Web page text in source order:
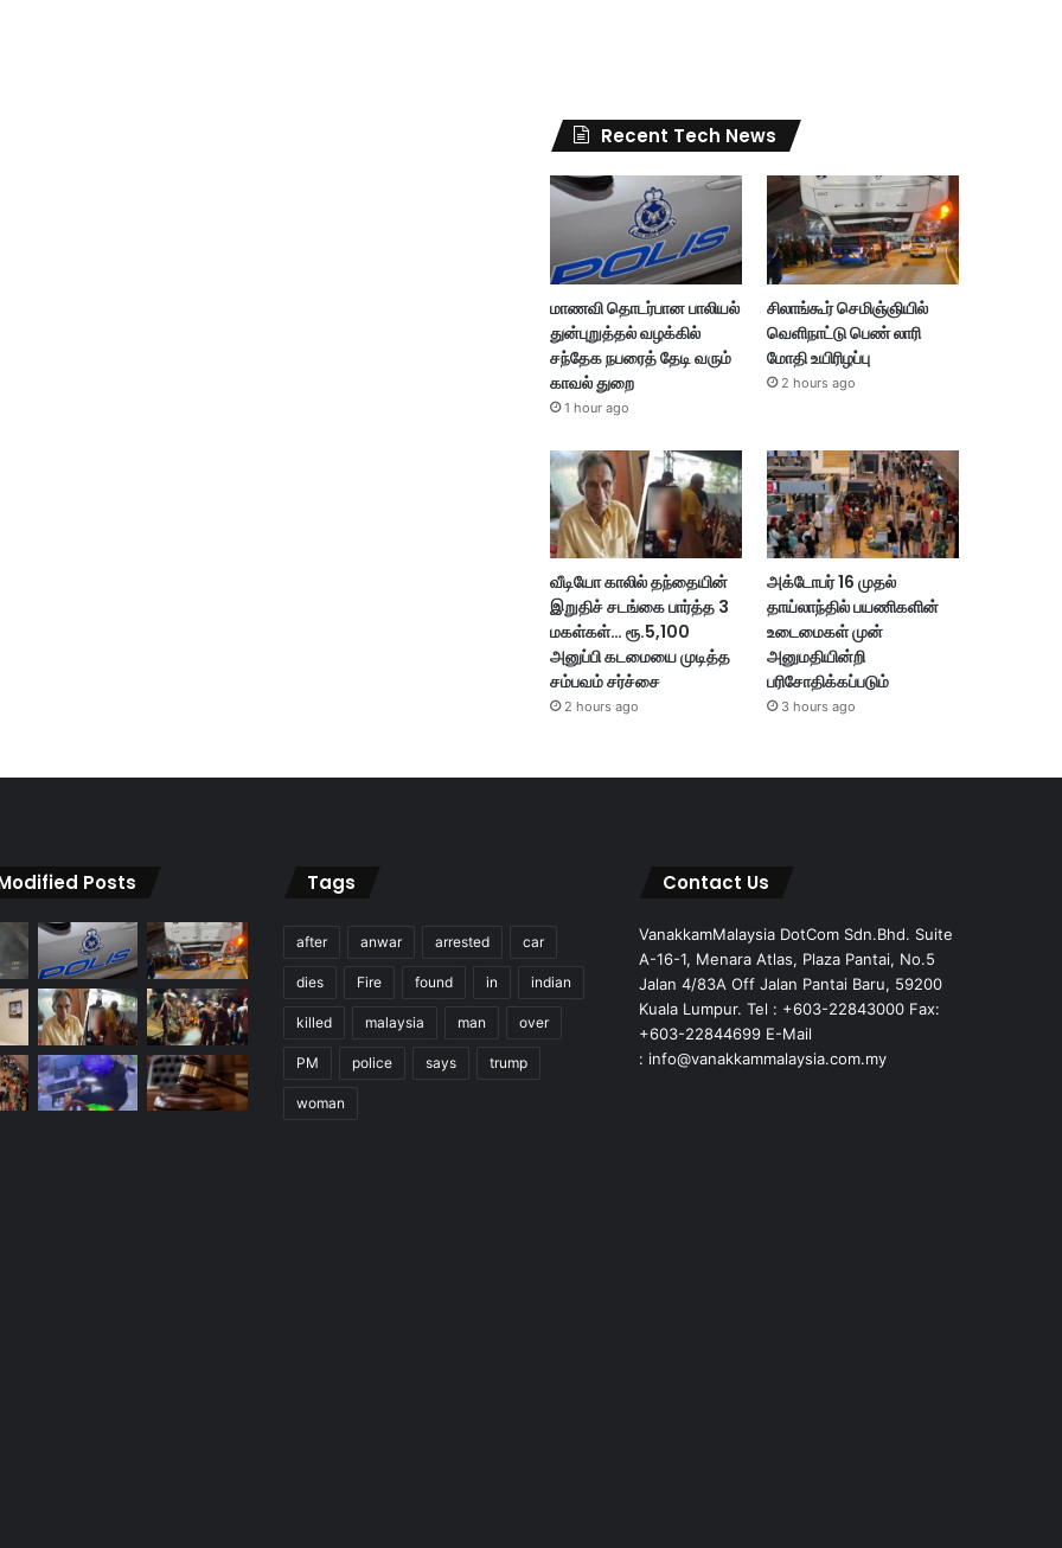
Recent Tech News
மாணவி தொடர்பான பாலியல்
துன்புறுத்தல் வழக்கில்
சந்தேக நபரைத் தேடி வரும்
காவல் துறை
1 hour ago
சிலாங்கூர் செமிஞ்ஞியில்
வெளிநாட்டு பெண் லாரி
மோதி உயிரிழப்பு
2 hours ago
வீடியோ காலில் தந்தையின்
இறுதிச் சடங்கை பார்த்த 3
மகள்கள்… ரூ.5,100
அனுப்பி கடமையை முடித்த
சம்பவம் சர்ச்சை
2 hours ago
அக்டோபர் 16 முதல்
தாய்லாந்தில் பயணிகளின்
உடைமைகள் முன்
அனுமதியின்றி
பரிசோதிக்கப்படும்
3 hours ago
Posts Tags
after anwar arrested car
dies Fire found in indian
killed malaysia man over
PM police says trump
woman
Contact Us
VanakkamMalaysia DotCom Sdn.Bhd. Suite
A-16-1, Menara Atlas, Plaza Pantai, No.5
Jalan 4/83A Off Jalan Pantai Baru, 59200
Kuala Lumpur. Tel : +603-22843000 Fax:
+603-22844699 E-Mail
: info@vanakkammalaysia.com.my